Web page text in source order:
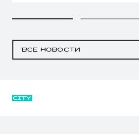
ВСЕ НОВОСТИ